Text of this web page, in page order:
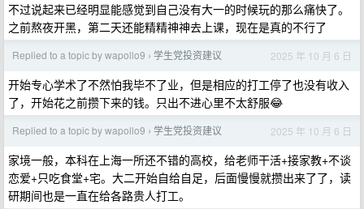
不过说起来已经明显能感觉到自己没有大一的时候玩的那么痛快了。
之前熬夜开黑，第二天还能精精神神去上课，现在是真的不行了
Replied to a topic by wapollo9 › 学生党投资建议 2025 年 10 月 6 日
开始专心学术了不然怕我毕不了业，但是相应的打工停了也没有收入
了，开始花之前攒下来的钱。只出不进心里不太舒服😂
Replied to a topic by wapollo9 › 学生党投资建议 2025 年 10 月 6 日
家境一般，本科在上海一所还不错的高校，给老师干活+接家教+不谈
恋爱+只吃食堂+宅。大二开始自给自足，后面慢慢就攒出来了了，读
研期间也是一直在给各路贵人打工。